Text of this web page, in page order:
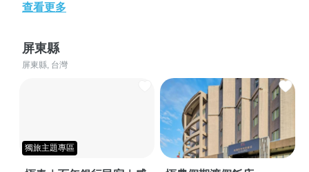
查看更多
屏東縣
屏東縣, 台灣
獨旅主題專區